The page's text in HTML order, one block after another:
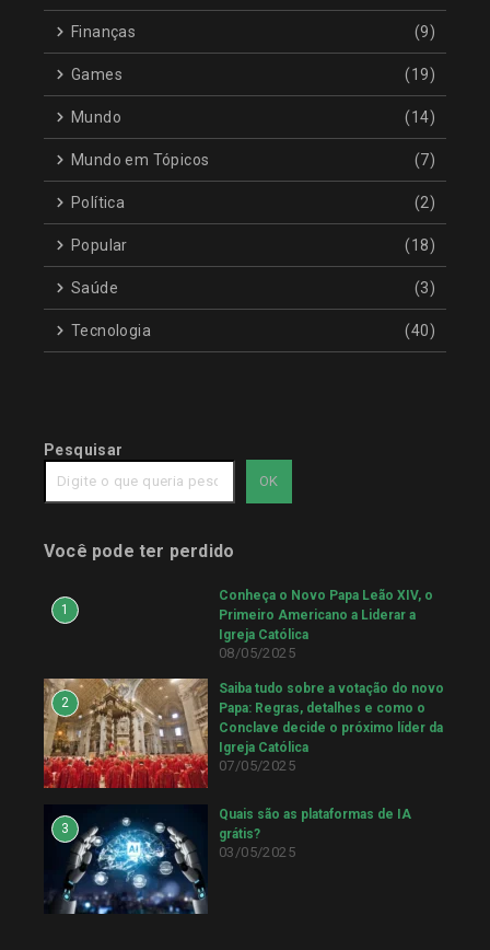
Finanças (9)
Games (19)
Mundo (14)
Mundo em Tópicos (7)
Política (2)
Popular (18)
Saúde (3)
Tecnologia (40)
Pesquisar
OK
Você pode ter perdido
1
Conheça o Novo Papa Leão XIV, o
Primeiro Americano a Liderar a
Igreja Católica
08/05/2025
2
Saiba tudo sobre a votação do novo
Papa: Regras, detalhes e como o
Conclave decide o próximo líder da
Igreja Católica
07/05/2025
3
Quais são as plataformas de IA
grátis?
03/05/2025